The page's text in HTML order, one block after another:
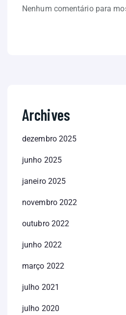
Nenhum comentário para
Archives
dezembro 2025
junho 2025
janeiro 2025
novembro 2022
outubro 2022
junho 2022
março 2022
julho 2021
julho 2020